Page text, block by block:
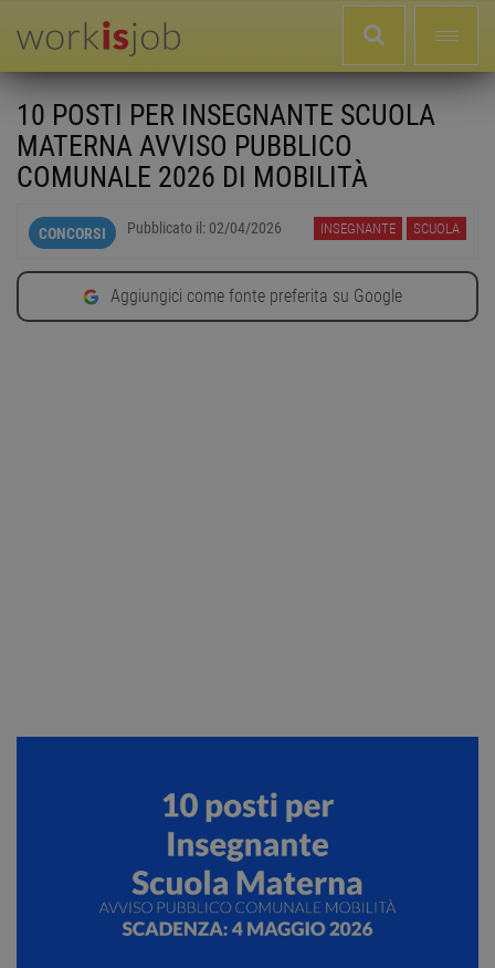
10 POSTI PER INSEGNANTE SCUOLA
MATERNA AVVISO PUBBLICO
COMUNALE 2026 DI MOBILITÀ
CONCORSI Pubblicato il: 02/04/2026 INSEGNANTE SCUOLA
Aggiungici come fonte preferita su Google